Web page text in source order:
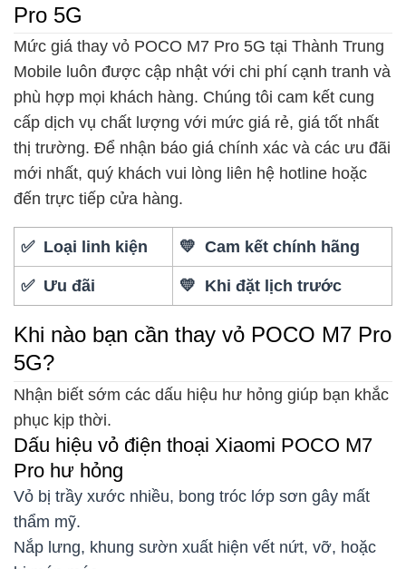
Pro 5G
Mức giá thay vỏ POCO M7 Pro 5G tại Thành Trung
Mobile luôn được cập nhật với chi phí cạnh tranh và
phù hợp mọi khách hàng. Chúng tôi cam kết cung
cấp dịch vụ chất lượng với mức giá rẻ, giá tốt nhất
thị trường. Để nhận báo giá chính xác và các ưu đãi
mới nhất, quý khách vui lòng liên hệ hotline hoặc
đến trực tiếp cửa hàng.
✅ Loại linh kiện 💛 Cam kết chính hãng
✅ Ưu đãi 💛 Khi đặt lịch trước
Khi nào bạn cần thay vỏ POCO M7 Pro
5G?
Nhận biết sớm các dấu hiệu hư hỏng giúp bạn khắc
phục kịp thời.
Dấu hiệu vỏ điện thoại Xiaomi POCO M7
Pro hư hỏng
Vỏ bị trầy xước nhiều, bong tróc lớp sơn gây mất
thẩm mỹ.
Nắp lưng, khung sườn xuất hiện vết nứt, vỡ, hoặc